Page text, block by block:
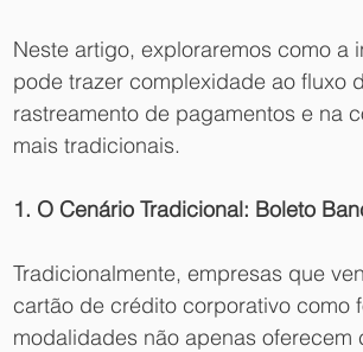
Neste artigo, exploraremos como a
pode trazer complexidade ao fluxo
rastreamento de pagamentos e na
mais tradicionais.
1. O Cenário Tradicional: Boleto
Tradicionalmente, empresas que
cartão de crédito corporativo como
modalidades não apenas